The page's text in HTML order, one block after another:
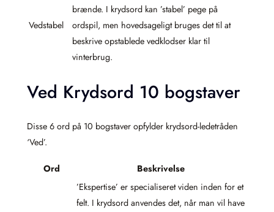
Vedstabel
brænde. I krydsord kan ’stabel’ pege på
ordspil, men hovedsageligt bruges det til at
beskrive opstablede vedklodser klar til
vinterbrug.
Ved Krydsord 10 bogstaver
Disse 6 ord på 10 bogstaver opfylder krydsord-ledetråden
‘Ved’.
Ord Beskrivelse
’Ekspertise’ er specialiseret viden inden for et
felt. I krydsord anvendes det, når man vil have